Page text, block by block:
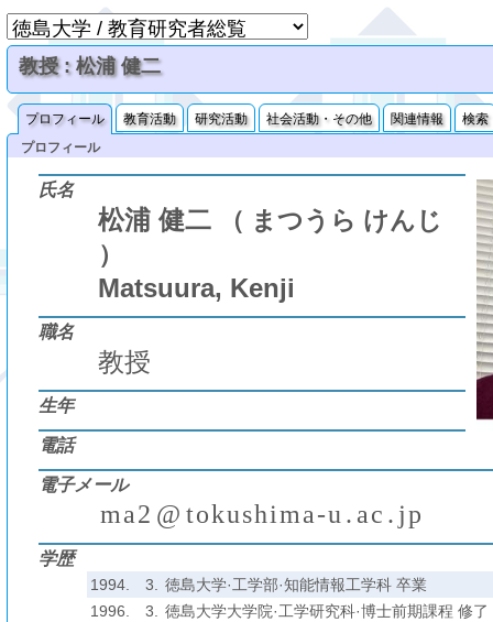
教授 : 松浦 健二
プロフィール 教育活動 研究活動 社会活動・その他 関連情報
検索
プロフィール
氏名
松浦 健二
（ まつうら けんじ
）
Matsuura, Kenji
職名
教授
生年
電話
電子メール
ma2 @ tokushima-u . ac . jp
学歴
1994. 3.
徳島大学·工学部·知能情報工学科 卒業
1996.
3.
徳島大学大学院·工学研究科·博士前期課程 修了